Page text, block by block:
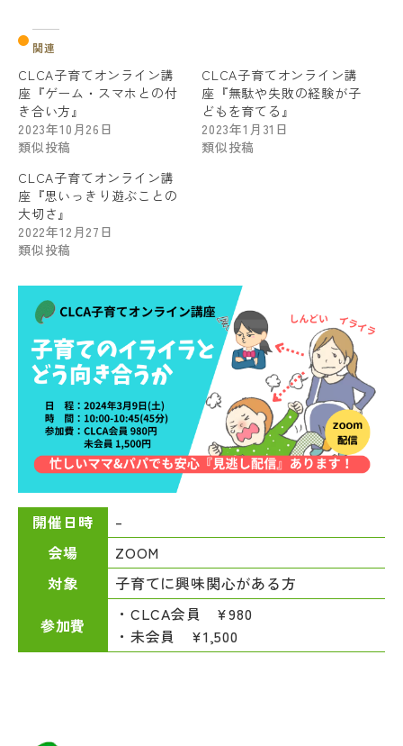
関連
CLCA子育てオンライン講
座『ゲーム・スマホとの付
き合い方』
2023年10月26日
類似投稿
CLCA子育てオンライン講
座『無駄や失敗の経験が子
どもを育てる』
2023年1月31日
類似投稿
CLCA子育てオンライン講
座『思いっきり遊ぶことの
大切さ』
2022年12月27日
類似投稿
開催日時
–
会場
ZOOM
対象
子育てに興味関心がある方
参加費
・CLCA会員 ¥980
・未会員 ¥1,500